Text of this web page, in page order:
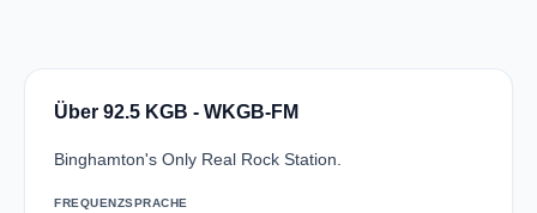
Über 92.5 KGB - WKGB-FM
Binghamton's Only Real Rock Station.
FREQUENZSPRACHE